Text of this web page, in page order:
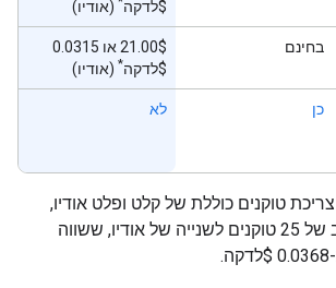
$לדקה
(אודיו)
בחינם
‫21.00$ או 0.0315
$לדקה* (אודיו)
כן לא
טוקנים כוללת של קלט ופלט אודיו,
שמחושבת לפי קצב של 25 טוקנים לשנייה של אודיו, ששווה